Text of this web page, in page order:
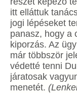
itt elláttuk
jogi lépéseket
panasz, hogy a
kiporzás. Az
már többször
védetté tenni
járatosak
menetét.